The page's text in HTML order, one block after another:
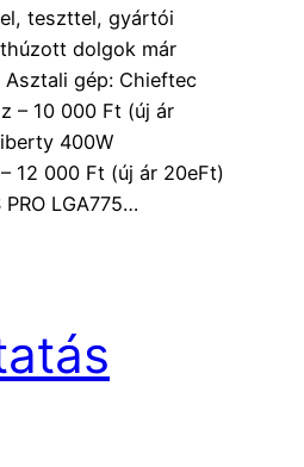
teszttel, gyártói
dolgok már
gép: Chieftec
– 10 000 Ft (új ár
400W
12 000 Ft (új ár 20eFt)
PRO LGA775…